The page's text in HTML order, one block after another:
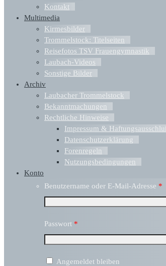
Kontakt
Multimedia
Kirmesbilder
Trommelstock: Titelseiten
Reisefotos TSV Frauengymnastik
Laubach-Videos
Sonstige Bilder
Archiv
Laubacher Trommelstock
Bekanntmachungen
Rechtliche Hinweise
Impressum &
Datenschutzerklärung
Forenregeln
Nutzungsbedingungen
Konto
Benutzername oder E-Mail-Adresse *
Passwort *
Angemeldet bleiben